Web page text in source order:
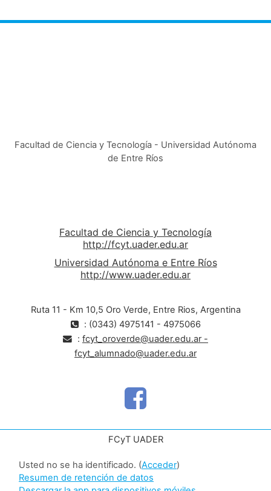
Facultad de Ciencia y Tecnología - Universidad Autónoma
de Entre Ríos
Facultad de Ciencia y Tecnología
http://fcyt.uader.edu.ar
Universidad Autónoma e Entre Ríos
http://www.uader.edu.ar
Ruta 11 - Km 10,5 Oro Verde, Entre Rios, Argentina
: (0343) 4975141 - 4975066
: fcyt_oroverde@uader.edu.ar -
fcyt_alumnado@uader.edu.ar
FCyT UADER
Usted no se ha identificado. (Acceder)
Resumen de retención de datos